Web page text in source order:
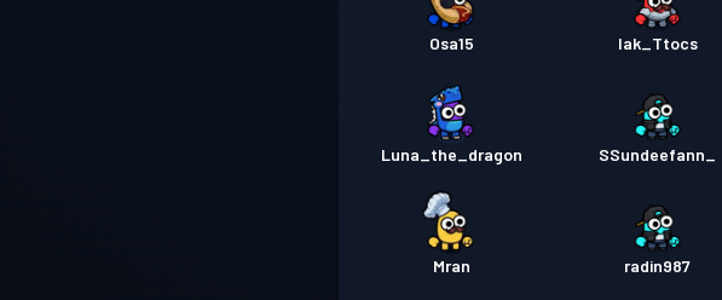
Osa15 Iak_Ttocs
Luna_the_dragon SSundeefann_
Mran radin987